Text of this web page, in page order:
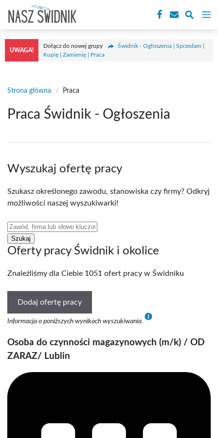
treści
UWAGA!
Dołącz do nowej grupy
Świdnik - Ogłoszenia | Sprzedam |
Kupię | Zamienię | Praca
Strona główna / Praca
Praca Świdnik - Ogłoszenia
Wyszukaj ofertę pracy
Szukasz określonego zawodu, stanowiska czy firmy? Odkryj
możliwości naszej wyszukiwarki!
Oferty pracy Świdnik i okolice
Znaleźliśmy dla Ciebie 1051 ofert pracy w Świdniku
Dodaj ofertę pracy
Informacja o poniższych wynikach wyszukiwania
Osoba do czynności magazynowych (m/k) / OD
ZARAZ/ Lublin